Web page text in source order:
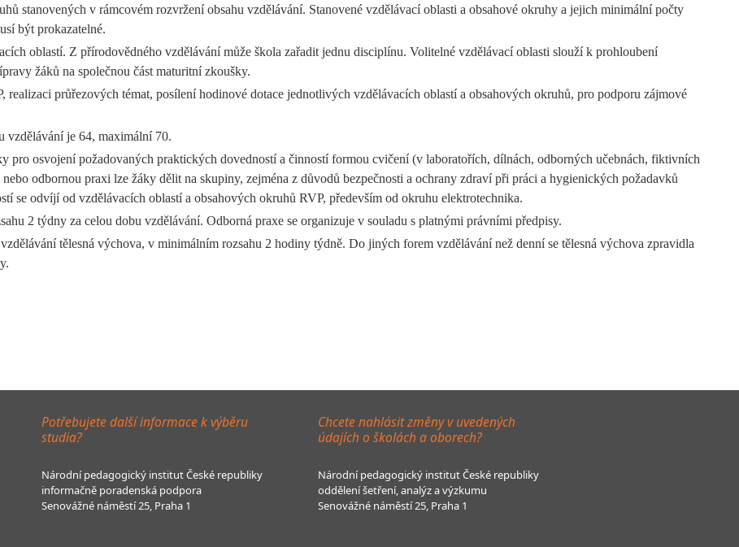
stanovených v rámcovém rozvržení obsahu vzdělávání. Stanovené vzdělávací oblasti a obsahové okruhy a jejich minimální počty
být prokazatelné.
oblastí. Z přírodovědného vzdělávání může škola zařadit jednu disciplínu. Volitelné vzdělávací oblasti slouží k prohloubení
žáků na společnou část maturitní zkoušky.
průřezových témat, posílení hodinové dotace jednotlivých vzdělávacích oblastí a obsahových okruhů, pro podporu zájmové
vzdělávání je 64, maximální 70.
pro osvojení požadovaných praktických dovedností a činností formou cvičení (v laboratořích, dílnách, odborných učebnách, fiktivních
odbornou praxi lze žáky dělit na skupiny, zejména z důvodů bezpečnosti a ochrany zdraví při práci a hygienických požadavků
se odvíjí od vzdělávacích oblastí a obsahových okruhů RVP, především od okruhu elektrotechnika.
2 týdny za celou dobu vzdělávání. Odborná praxe se organizuje v souladu s platnými právními předpisy.
tělesná výchova, v minimálním rozsahu 2 hodiny týdně. Do jiných forem vzdělávání než denní se tělesná výchova zpravidla
Potřebujete další informace k výběru
studia?
Národní pedagogický institut České republiky
informačně poradenská podpora
Senovážné náměstí 25, Praha 1
Chcete nahlásit změny v uvedených
údajích o školách a oborech?
Národní pedagogický institut České republiky
oddělení šetření, analýz a výzkumu
Senovážné náměstí 25, Praha 1